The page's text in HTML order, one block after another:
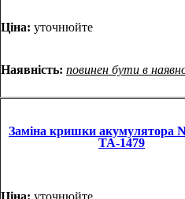
Ціна: уточнюйте
Наявність: повинен бути в
Заміна кришки акумулятора
TA-1479